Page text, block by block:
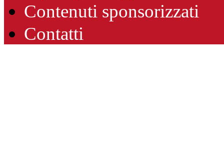
Contenuti sponsorizzati
Contatti